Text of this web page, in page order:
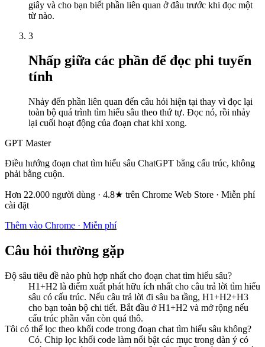
giây và cho bạn biết phần liên quan ở đâu trước khi đọc một
từ nào.
3
Nhấp giữa các phần để đọc phi tuyến
tính
Nhảy đến phần liên quan đến câu hỏi hiện tại thay vì đọc lại
toàn bộ quá trình tìm hiểu sâu theo thứ tự. Đọc nó, rồi nhảy
lại cuối hoạt động của đoạn chat khi xong.
GPT Master
Điều hướng đoạn chat tìm hiểu sâu ChatGPT bằng cấu trúc, không
phải bằng cuộn.
Hơn 22.000 người dùng · 4.8★ trên Chrome Web Store · Miễn phí
cài đặt
Thêm vào Chrome · Miễn phí
Câu hỏi thường gặp
Độ sâu tiêu đề nào phù hợp nhất cho đoạn chat tìm hiểu sâu?
H1+H2 là điểm xuất phát hữu ích nhất cho câu trả lời tìm hiểu
sâu có cấu trúc. Nếu câu trả lời đi sâu ba tầng, H1+H2+H3
cho bạn toàn bộ chi tiết. Bắt đầu ở H1+H2 và mở rộng nếu
cấu trúc phần vẫn còn quá thô.
Tôi có thể lọc theo khối code trong đoạn chat tìm hiểu sâu không?
Có. Chip lọc khối code làm nổi bật các mục trong dàn ý có